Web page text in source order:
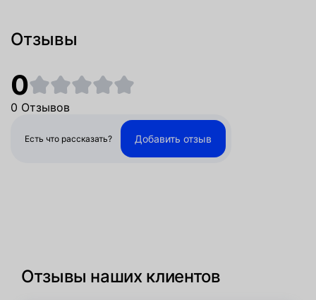
Отзывы
0
0 Отзывов
Есть что рассказать? Добавить отзыв
Отзывы наших клиентов